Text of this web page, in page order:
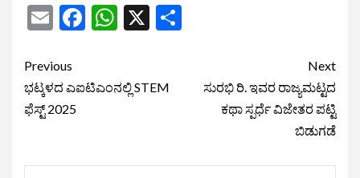
EmailFacebook
WhatsApp
X
Previous
ಭಟ್ಕಳದ ಎಐಟಿಎಂನಲ್ಲಿ STEM
ಫೆಸ್ಟ್ 2025
Next
ಸುರಭಿ ರಿ. ಇವರ ರಾಜ್ಯಮಟ್ಟದ
ಕಥಾ ಸ್ಪರ್ಧೆ ವಿಜೇತರ ಪಟ್ಟಿ
ಬಿಡುಗಡೆ